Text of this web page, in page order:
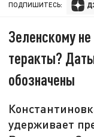
ПОДПИШИТЕСЬ:
Зеленскому
теракты?
обозначены
удерживает